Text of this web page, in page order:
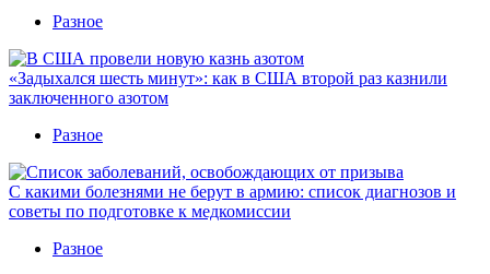
Разное
«Задыхался шесть минут»: как в США второй раз казнили
заключенного азотом
Разное
С какими болезнями не берут в армию: список диагнозов и
советы по подготовке к медкомиссии
Разное